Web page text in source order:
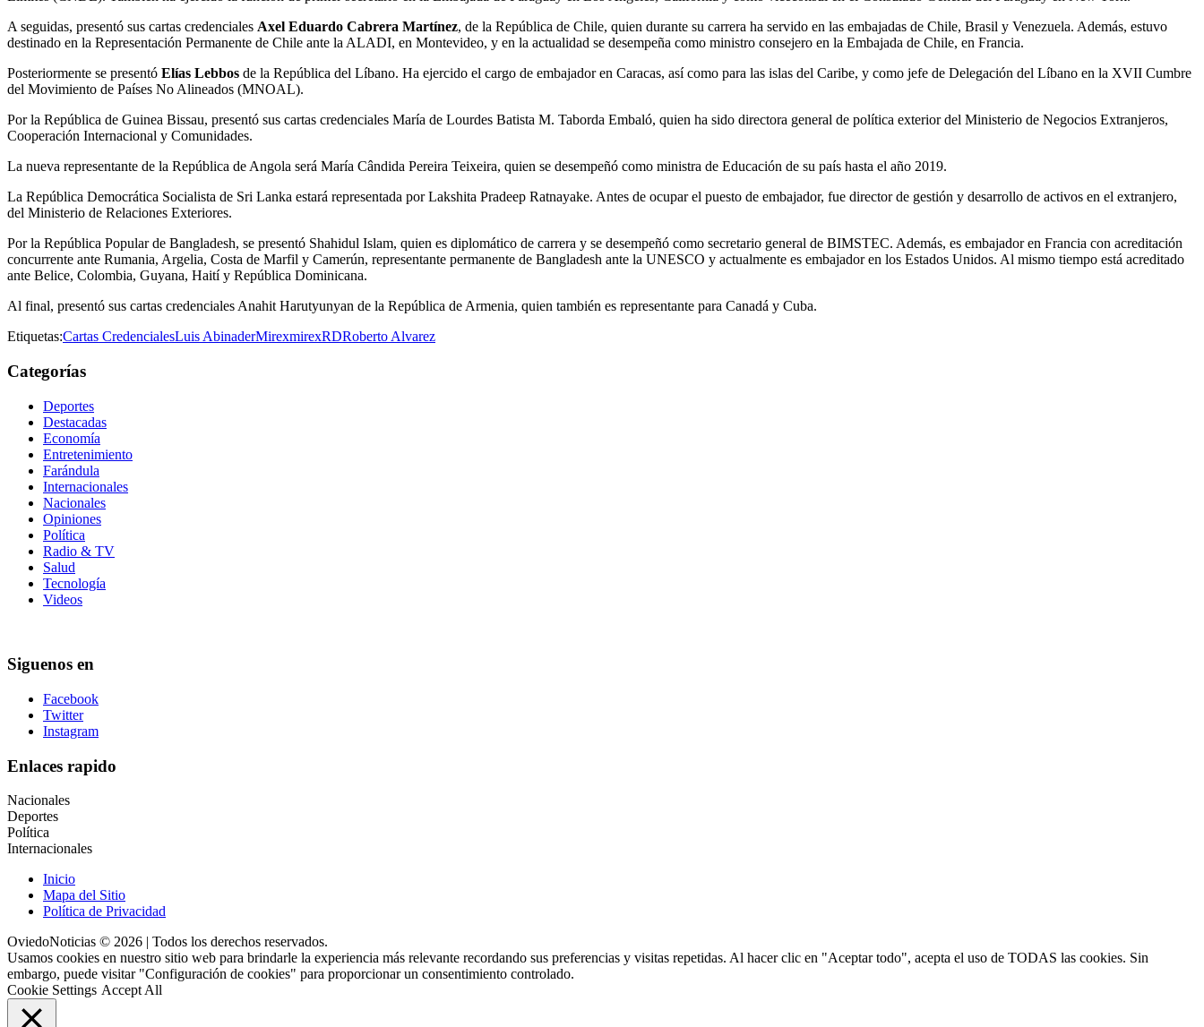
A seguidas, presentó sus cartas credenciales Axel Eduardo Cabrera Martínez, de la República de Chile, quien durante su carrera ha servido en las embajadas de Chile, Brasil y Venezuela. Además, estuvo
destinado en la Representación Permanente de Chile ante la ALADI, en Montevideo, y en la actualidad se desempeña como ministro consejero en la Embajada de Chile, en Francia.
Posteriormente se presentó Elías Lebbos de la República del Líbano. Ha ejercido el cargo de embajador en Caracas, así como para las islas del Caribe, y como jefe de Delegación del Líbano en la XVII Cumbre
del Movimiento de Países No Alineados (MNOAL).
Por la República de Guinea Bissau, presentó sus cartas credenciales María de Lourdes Batista M. Taborda Embaló, quien ha sido directora general de política exterior del Ministerio de Negocios Extranjeros,
Cooperación Internacional y Comunidades.
La nueva representante de la República de Angola será María Cândida Pereira Teixeira, quien se desempeñó como ministra de Educación de su país hasta el año 2019.
La República Democrática Socialista de Sri Lanka estará representada por Lakshita Pradeep Ratnayake. Antes de ocupar el puesto de embajador, fue director de gestión y desarrollo de activos en el extranjero,
del Ministerio de Relaciones Exteriores.
Por la República Popular de Bangladesh, se presentó Shahidul Islam, quien es diplomático de carrera y se desempeñó como secretario general de BIMSTEC. Además, es embajador en Francia con acreditación
concurrente ante Rumania, Argelia, Costa de Marfil y Camerún, representante permanente de Bangladesh ante la UNESCO y actualmente es embajador en los Estados Unidos. Al mismo tiempo está acreditado
ante Belice, Colombia, Guyana, Haití y República Dominicana.
Al final, presentó sus cartas credenciales Anahit Harutyunyan de la República de Armenia, quien también es representante para Canadá y Cuba.
Etiquetas:Cartas CredencialesLuis AbinaderMirexmirexRDRoberto Alvarez
Categorías
Deportes
Destacadas
Economía
Entretenimiento
Farándula
Internacionales
Nacionales
Opiniones
Política
Radio & TV
Salud
Tecnología
Videos
Siguenos en
Facebook
Twitter
Instagram
Enlaces rapido
Nacionales
Deportes
Política
Internacionales
Inicio
Mapa del Sitio
Política de Privacidad
OviedoNoticias © 2026 | Todos los derechos reservados.
Usamos cookies en nuestro sitio web para brindarle la experiencia más relevante recordando sus preferencias y visitas repetidas. Al hacer clic en "Aceptar todo", acepta el uso de TODAS las cookies. Sin
embargo, puede visitar "Configuración de cookies" para proporcionar un consentimiento controlado.
Cookie Settings Accept All